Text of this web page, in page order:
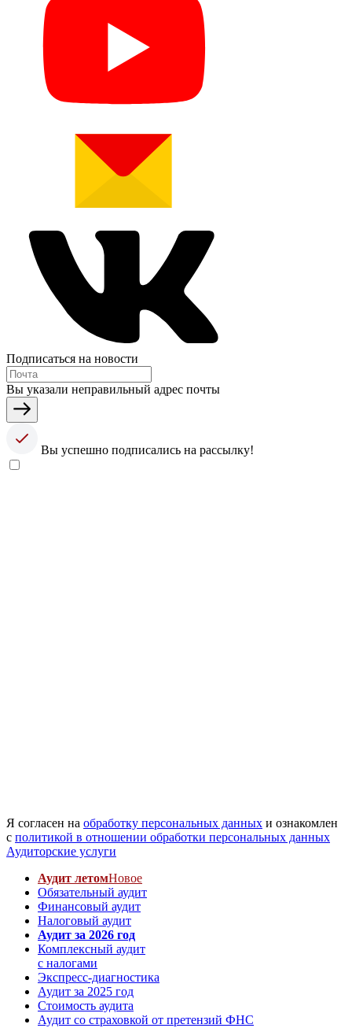
Подписаться на новости
Вы указали неправильный адрес почты
Вы успешно подписались на рассылку!
Я согласен на обработку персональных данных и ознакомлен
с политикой в отношении обработки персональных данных
Аудиторские услуги
Аудит летомНовое
Обязательный аудит
Финансовый аудит
Налоговый аудит
Аудит за 2026 год
Комплексный аудит
с налогами
Экспресс-диагностика
Аудит за 2025 год
Стоимость аудита
Аудит со страховкой от претензий ФНС